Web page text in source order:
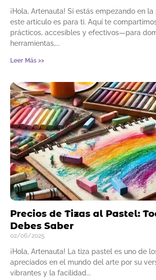
¡Hola, Artenauta! Si estás empezando en
este artículo es para ti. Aquí te
prácticos, accesibles y efectivos—para
herramientas,
Leer Más >>
Precios de Tizas al Pastel:
Debes Saber
02/06/2025
¡Hola, Artenauta! La tiza pastel es uno de
apreciados en el mundo del arte por su
vibrantes y la facilidad